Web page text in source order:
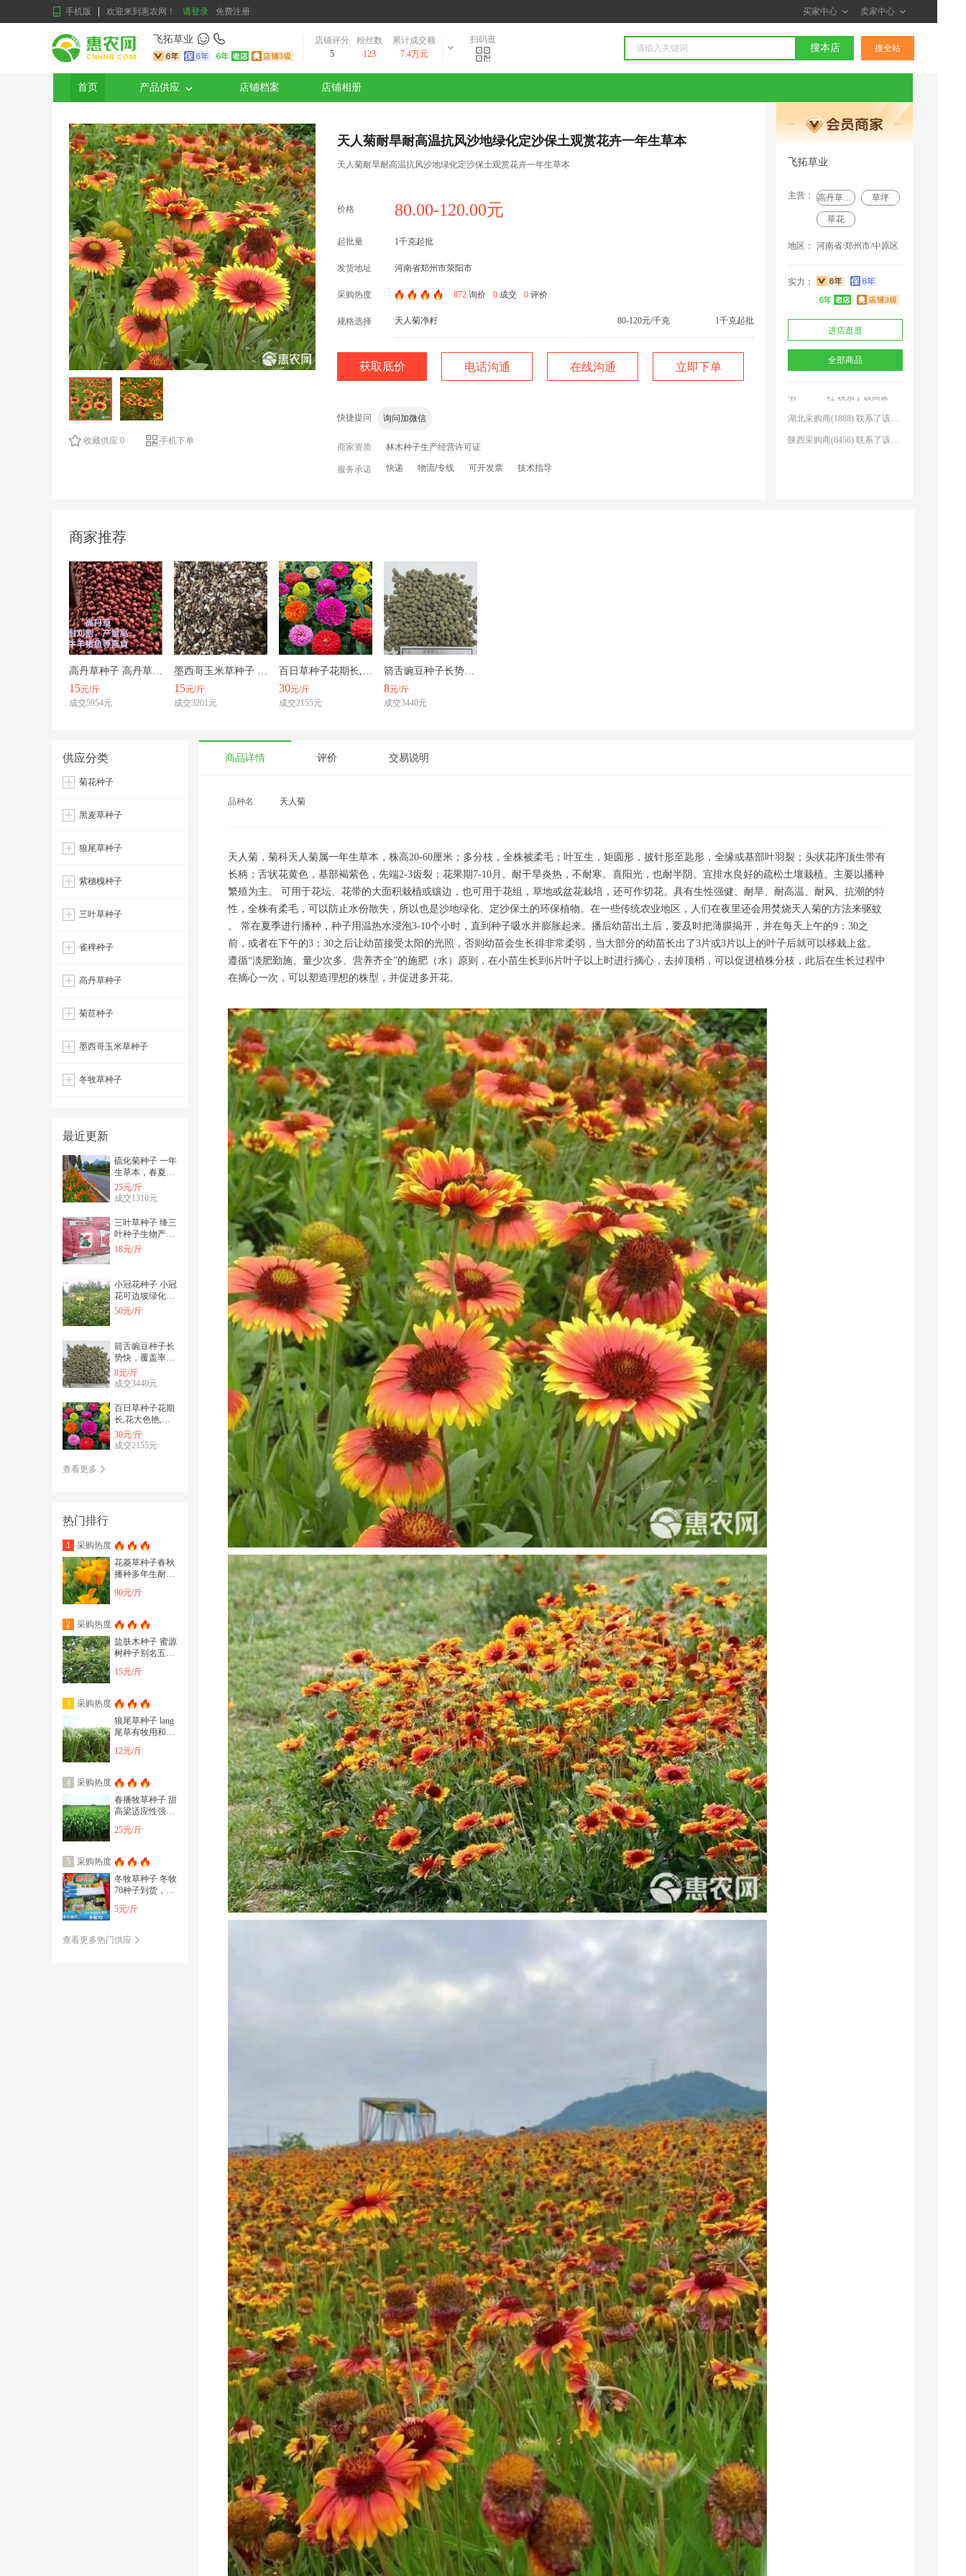
手机版 欢迎来到惠农网！ 请登录 免费注册 买家中心 卖家中心
飞拓草业
店铺评分
5
粉丝数
123
累计成交额
7.4万元
扫码逛
搜本店 搜全站
首页 产品供应 店铺档案 店铺相册
收藏供应 0 手机下单
天人菊耐旱耐高温抗风沙地绿化定沙保土观赏花卉一年生草本
天人菊耐旱耐高温抗风沙地绿化定沙保土观赏花卉一年生草本
价格 80.00-120.00元
起批量 1千克起批
发货地址 河南省郑州市荥阳市
采购热度 872 询价 0 成交 0 评价
规格选择 天人菊净籽 80-120元/千克 1千克起批
获取底价 电话沟通 在线沟通 立即下单
快捷提问 询问加微信
商家资质 林木种子生产经营许可证
服务承诺 快递 物流/专线 可开发票 技术指导
飞拓草业
主营： 高丹草种子 草坪
草花
地区： 河南省/郑州市/中原区
实力：
进店逛逛
全部商品
江苏采购商(8898) 联系了该商家
商家推荐
15元/斤
成交5954元
15元/斤
成交3201元
30元/斤
成交2155元
8元/斤
成交3440元
供应分类
菊花种子
黑麦草种子
狼尾草种子
紫穗槐种子
三叶草种子
雀稗种子
高丹草种子
菊苣种子
墨西哥玉米草种子
冬牧草种子
最近更新
硫化菊种子 一年
生草本，春夏播
种，耐热性好，
易栽培
25元/斤
成交1310元
三叶草种子 绛三
叶种子生物产量
高耐早性很强可
作桑茶果园绿肥
18元/斤
小冠花种子 小冠
花可边坡绿化可
观赏固氮能力强
可做绿肥
50元/斤
箭舌豌豆种子长
势快，覆盖率
强，可牧用，可
做绿肥种子
8元/斤
成交3440元
百日草种子花期
长,花大色艳,花
海常用品种推荐
30元/斤
成交2155元
查看更多
热门排行
1
采购热度
花菱草种子春秋
播种多年生耐寒
栽花卉种子
90元/斤
2
采购热度
盐肤木种子 蜜源
树种子别名五倍
苗木种子
15元/斤
3
采购热度
狼尾草种子 lang
尾草有牧用和观
长，养牛羊鱼等
12元/斤
4
采购热度
春播牧草种子 甜
高梁适应性强，
草种子大量
25元/斤
5
采购热度
冬牧草种子 冬牧
70种子到货，耐
快，利用率高
5元/斤
查看更多热门供应
商品详情 评价 交易说明
品种名 天人菊
天人菊，菊科天人菊属一年生草本，株高20-60厘米；多分枝，全株被柔毛；叶互生，矩圆形，披针形至匙形，全缘或基部叶羽裂；头状花序顶生带有
长柄；舌状花黄色，基部褐紫色，先端2-3齿裂；花果期7-10月。耐干旱炎热，不耐寒。喜阳光，也耐半阴。宜排水良好的疏松土壤栽植。主要以播种
繁殖为主。 可用于花坛、花带的大面积栽植或镶边，也可用于花组，草地或盆花栽培，还可作切花。具有生性强健、耐旱、耐高温、耐风、抗潮的特
性，全株有柔毛，可以防止水份散失，所以也是沙地绿化、定沙保土的环保植物。在一些传统农业地区，人们在夜里还会用焚烧天人菊的方法来驱蚊
。 常在夏季进行播种，种子用温热水浸泡3-10个小时，直到种子吸水并膨胀起来。播后幼苗出土后，要及时把薄膜揭开，并在每天上午的9：30之
前，或者在下午的3：30之后让幼苗接受太阳的光照，否则幼苗会生长得非常柔弱，当大部分的幼苗长出了3片或3片以上的叶子后就可以移栽上盆。
遵循“淡肥勤施、量少次多、营养齐全”的施肥（水）原则，在小苗生长到6片叶子以上时进行摘心，去掉顶梢，可以促进植株分枝，此后在生长过程中
在摘心一次，可以塑造理想的株型，并促进多开花。